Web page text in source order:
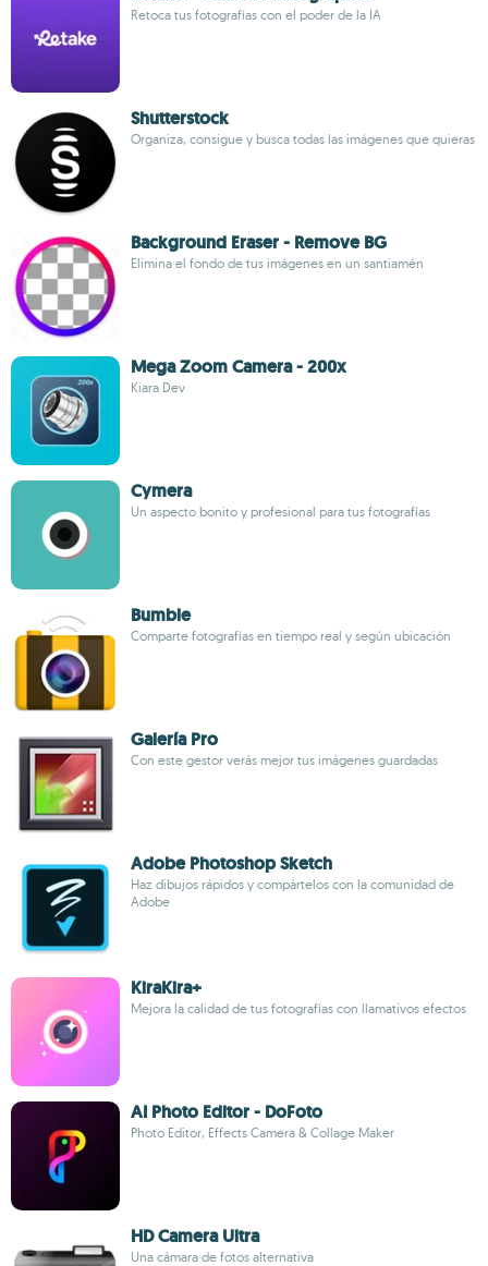
Retoca tus fotografías con el poder de la IA
Shutterstock
Organiza, consigue y busca todas las imágenes que quieras
Background Eraser - Remove BG
Elimina el fondo de tus imágenes en un santiamén
Mega Zoom Camera - 200x
Kiara Dev
Cymera
Un aspecto bonito y profesional para tus fotografías
Bumble
Comparte fotografías en tiempo real y según ubicación
Galería Pro
Con este gestor verás mejor tus imágenes guardadas
Adobe Photoshop Sketch
Haz dibujos rápidos y compártelos con la comunidad de
Adobe
KiraKira+
Mejora la calidad de tus fotografías con llamativos efectos
AI Photo Editor - DoFoto
Photo Editor, Effects Camera & Collage Maker
HD Camera Ultra
Una cámara de fotos alternativa